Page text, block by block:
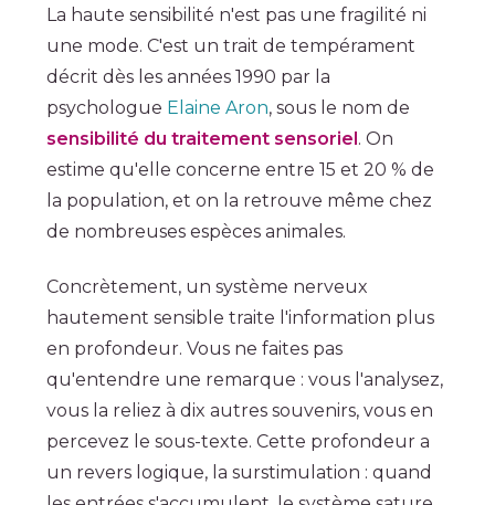
La haute sensibilité n'est pas une fragilité ni
une mode. C'est un trait de tempérament
décrit dès les années 1990 par la
psychologue Elaine Aron, sous le nom de
sensibilité du traitement sensoriel. On
estime qu'elle concerne entre 15 et 20 % de
la population, et on la retrouve même chez
de nombreuses espèces animales.
Concrètement, un système nerveux
hautement sensible traite l'information plus
en profondeur. Vous ne faites pas
qu'entendre une remarque : vous l'analysez,
vous la reliez à dix autres souvenirs, vous en
percevez le sous-texte. Cette profondeur a
un revers logique, la surstimulation : quand